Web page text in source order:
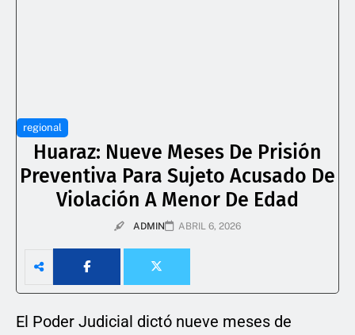
regional
Huaraz: Nueve Meses De Prisión
Preventiva Para Sujeto Acusado De
Violación A Menor De Edad
ADMIN ABRIL 6, 2026
El Poder Judicial dictó nueve meses de